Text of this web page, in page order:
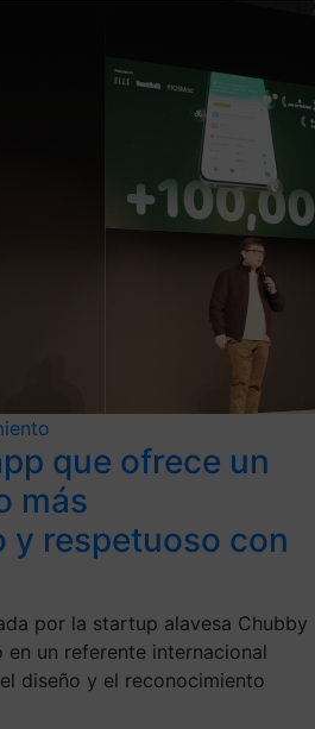
que ofrece un
más
y respetuoso con
por la startup alavesa Chubby
un referente internacional
diseño y el reconocimiento